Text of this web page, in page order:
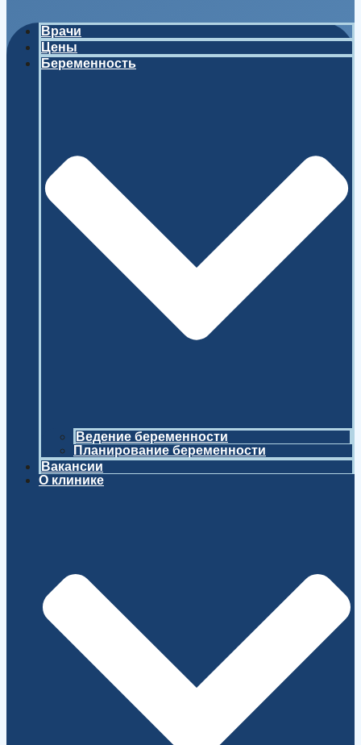
Врачи
Цены
Беременность
Ведение беременности
Планирование беременности
Вакансии
О клинике